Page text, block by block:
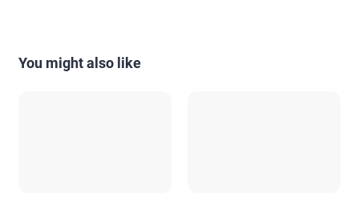
You might also like